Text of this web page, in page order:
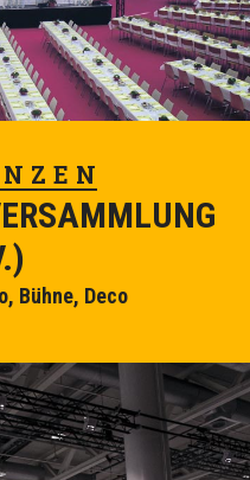
Bühne, Deco